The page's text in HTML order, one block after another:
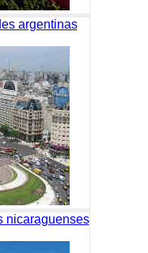
argentinas
nicaraguenses